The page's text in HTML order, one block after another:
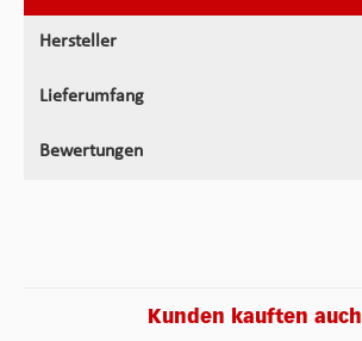
Hersteller
Lieferumfang
Bewertungen
Kunden kauften auch